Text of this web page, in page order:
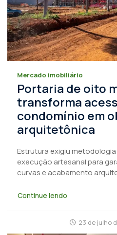
Mercado imobiliário
Portaria de oito
transforma
condomínio em
arquitetônica
Estrutura exigiu
execução artesanal para
curvas e acabamento
Continue lendo
23 de julho